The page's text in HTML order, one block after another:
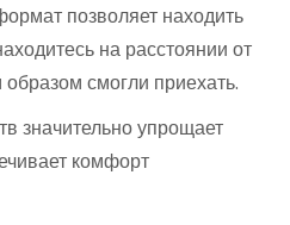
позволяет находить
на расстоянии от
смогли приехать.
значительно упрощает
комфорт